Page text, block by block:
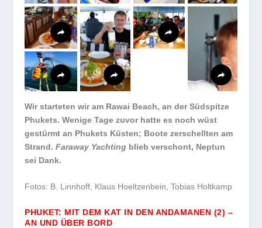
Wir starteten wir am Rawai Beach, an der Südspitze
Phukets. Wenige Tage zuvor hatte es noch wüst
gestürmt an Phukets Küsten; Boote zerschellten am
Strand.Faraway Yachting blieb verschont, Neptun
sei Dank.
Fotos: B. Linnhoff, Klaus Hoeltzenbein, Tobias Holtkamp
PHUKET: MIT DEM KAT IN DEN ANDAMANEN (2) –
AN UND ÜBER BORD